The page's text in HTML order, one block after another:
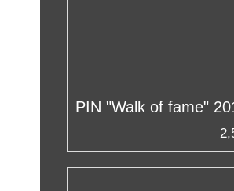
PIN "Walk of fame"